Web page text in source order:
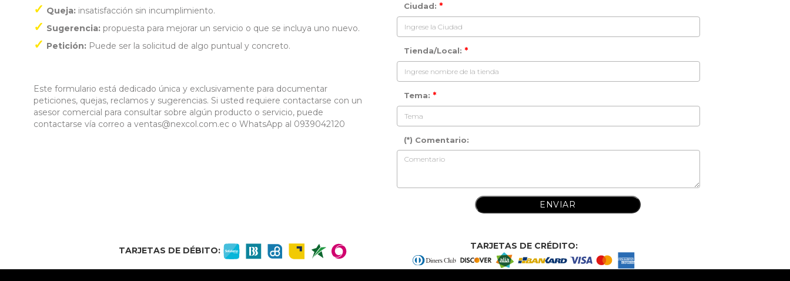
Queja: insatisfacción sin incumplimiento.
Sugerencia: propuesta para mejorar un servicio o que se incluya uno nuevo.
Petición: Puede ser la solicitud de algo puntual y concreto.
Este formulario está dedicado única y exclusivamente para documentar
peticiones, quejas, reclamos y sugerencias. Si usted requiere contactarse con un
asesor comercial para consultar sobre algún producto o servicio, puede
contactarse vía correo a ventas@nexcol.com.ec o WhatsApp al 0939042120
Ciudad: *
Tienda/Local: *
Tema: *
(*) Comentario:
TARJETAS DE DÉBITO: TARJETAS DE CRÉDITO: